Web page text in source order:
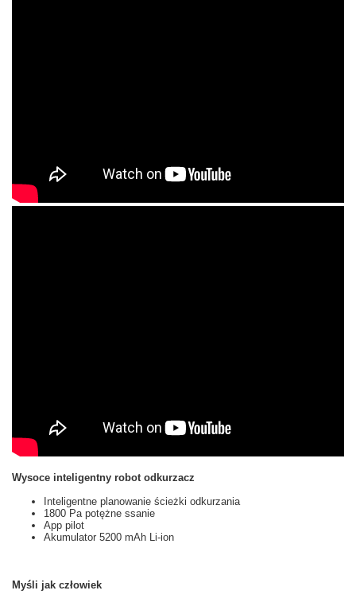
Wysoce inteligentny robot odkurzacz
Inteligentne planowanie ścieżki odkurzania
1800 Pa potężne ssanie
App pilot
Akumulator 5200 mAh Li-ion
Myśli jak człowiek